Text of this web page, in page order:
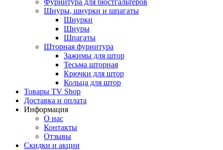
Шнуры, шнурки и шпагаты
Шнурки
Шнуры
Шпагаты
Шторная фурнитура
Зажимы для штор
Тесьма шторная
Крючки для штор
Кольца для штор
Товары TV Shop
Доставка и оплата
Информация
О нас
Контакты
Отзывы
Скидки и акции